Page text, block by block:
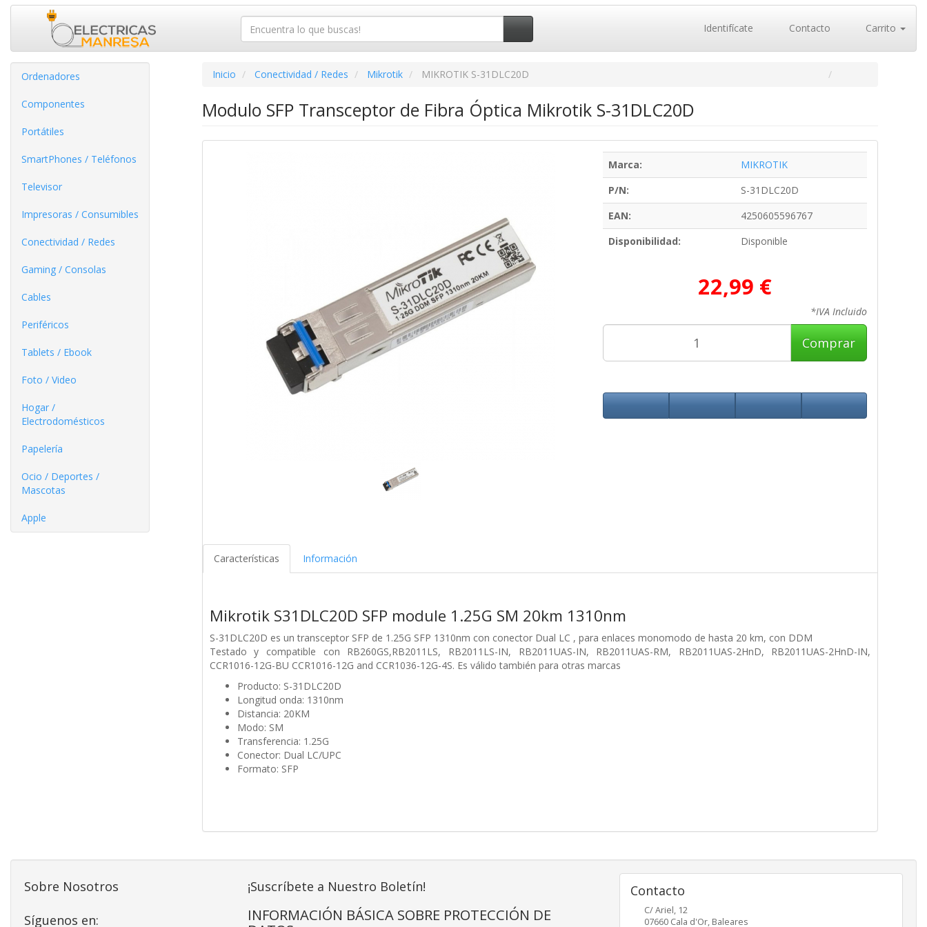
Identifícate Contacto Carrito
Ordenadores
Componentes
Portátiles
SmartPhones / Teléfonos
Televisor
Impresoras / Consumibles
Conectividad / Redes
Gaming / Consolas
Cables
Periféricos
Tablets / Ebook
Foto / Video
Hogar /
Electrodomésticos
Papelería
Ocio / Deportes /
Mascotas
Apple
Inicio Conectividad / Redes Mikrotik MIKROTIK S-31DLC20D
Modulo SFP Transceptor de Fibra Óptica Mikrotik S-31DLC20D
Marca:
MIKROTIK
P/N:
S-31DLC20D
EAN:
4250605596767
Disponibilidad:
Disponible
22,99 €
*IVA Incluido
Comprar
Características Información
Mikrotik S31DLC20D SFP module 1.25G SM 20km 1310nm
S-31DLC20D es un transceptor SFP de 1.25G SFP 1310nm con conector Dual LC , para enlaces monomodo de hasta 20 km, con DDM
Testado y compatible con RB260GS,RB2011LS, RB2011LS-IN, RB2011UAS-IN, RB2011UAS-RM, RB2011UAS-2HnD, RB2011UAS-2HnD-IN,
CCR1016-12G-BU CCR1016-12G and CCR1036-12G-4S. Es válido también para otras marcas
Producto: S-31DLC20D
Longitud onda: 1310nm
Distancia: 20KM
Modo: SM
Transferencia: 1.25G
Conector: Dual LC/UPC
Formato: SFP
Sobre Nosotros
Síguenos en:
¡Suscríbete a Nuestro Boletín!
INFORMACIÓN BÁSICA SOBRE PROTECCIÓN DE
Contacto
C/ Ariel, 12
07660 Cala d'Or, Baleares